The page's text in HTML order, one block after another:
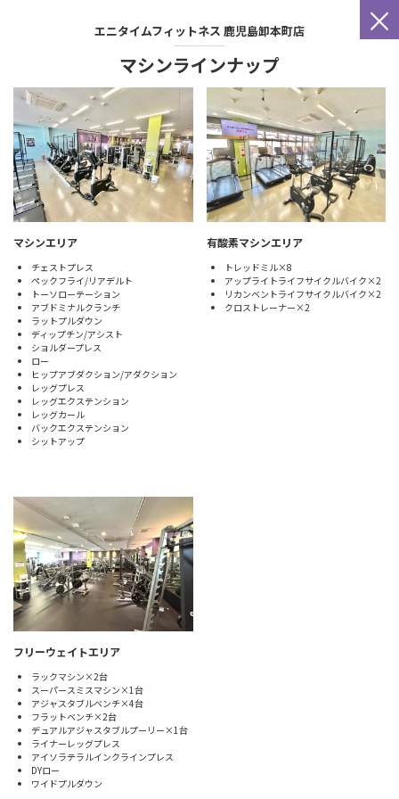
×
エニタイムフィットネス 鹿児島卸本町店
マシンラインナップ
マシンエリア
チェストプレス
ペックフライ/リアデルト
トーソローテーション
アブドミナルクランチ
ラットプルダウン
ディップチン/アシスト
ショルダープレス
ロー
ヒップアブダクション/アダクション
レッグプレス
レッグエクステンション
レッグカール
バックエクステンション
シットアップ
有酸素マシンエリア
トレッドミル×8
アップライトライフサイクルバイク×2
リカンベントライフサイクルバイク×2
クロストレーナー×2
フリーウェイトエリア
ラックマシン×2台
スーパースミスマシン×1台
アジャスタブルベンチ×4台
フラットベンチ×2台
デュアルアジャスタブルプーリー×1台
ライナーレッグプレス
アイソラテラルインクラインプレス
DYロー
ワイドプルダウン